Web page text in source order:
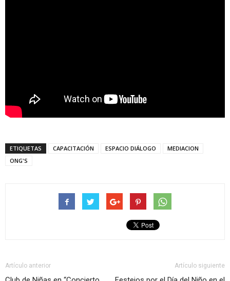
ETIQUETAS CAPACITACIÓN ESPACIO DIÁLOGO
MEDIACION
ONG'S
Artículo anterior Artículo siguiente